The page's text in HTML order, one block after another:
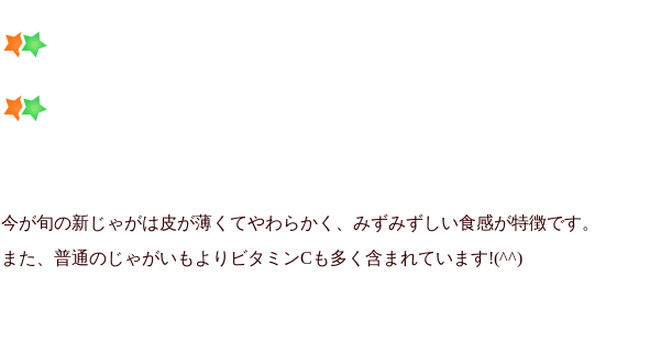
今が旬の新じゃがは皮が薄くてやわらかく、みずみずしい食感が特徴です。
また、普通のじゃがいもよりビタミンCも多く含まれています!(^^)